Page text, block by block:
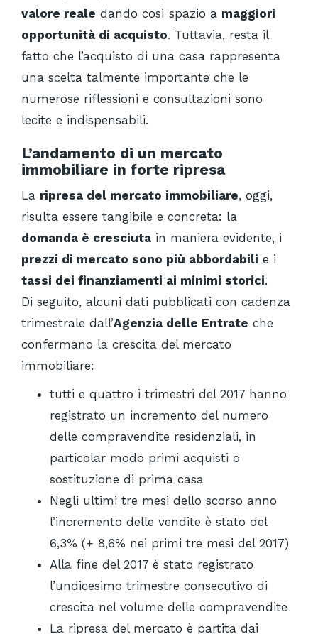
valore reale dando così spazio a maggiori
opportunità di acquisto. Tuttavia, resta il
fatto che l’acquisto di una casa rappresenta
una scelta talmente importante che le
numerose riflessioni e consultazioni sono
lecite e indispensabili.
L’andamento di un mercato
immobiliare in forte ripresa
La ripresa del mercato immobiliare, oggi,
risulta essere tangibile e concreta: la
domanda è cresciuta in maniera evidente, i
prezzi di mercato sono più abbordabili e i
tassi dei finanziamenti ai minimi storici.
Di seguito, alcuni dati pubblicati con cadenza
trimestrale dall’Agenzia delle Entrate che
confermano la crescita del mercato
immobiliare:
tutti e quattro i trimestri del 2017 hanno
registrato un incremento del numero
delle compravendite residenziali, in
particolar modo primi acquisti o
sostituzione di prima casa
Negli ultimi tre mesi dello scorso anno
l’incremento delle vendite è stato del
6,3% (+ 8,6% nei primi tre mesi del 2017)
Alla fine del 2017 è stato registrato
l’undicesimo trimestre consecutivo di
crescita nel volume delle compravendite
La ripresa del mercato è partita dai